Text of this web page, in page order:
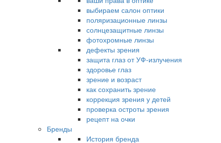
выбираем салон оптики
поляризационные линзы
солнцезащитные линзы
фотохромные линзы
дефекты зрения
защита глаз от УФ-излучения
здоровье глаз
зрение и возраст
как сохранить зрение
коррекция зрения у детей
проверка остроты зрения
рецепт на очки
Бренды
История бренда